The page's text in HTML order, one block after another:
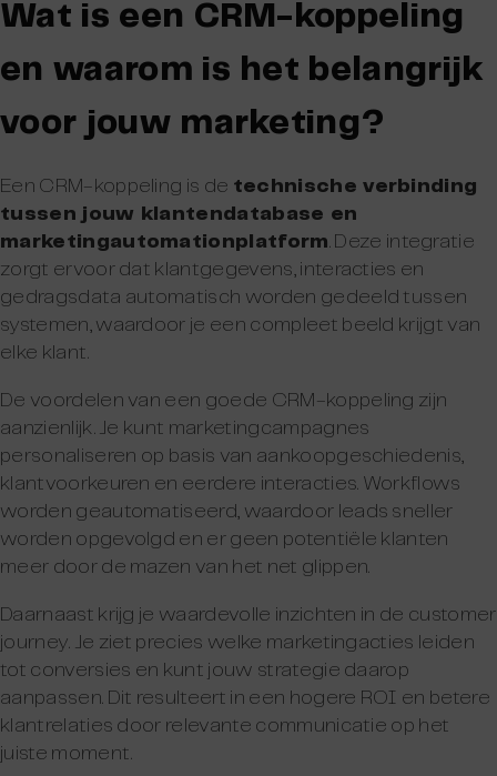
Wat is een CRM-koppeling
en waarom is het belangrijk
voor jouw marketing?
Een CRM-koppeling is de technische verbinding
tussen jouw klantendatabase en
marketingautomationplatform. Deze integratie
zorgt ervoor dat klantgegevens, interacties en
gedragsdata automatisch worden gedeeld tussen
systemen, waardoor je een compleet beeld krijgt van
elke klant.
De voordelen van een goede CRM-koppeling zijn
aanzienlijk. Je kunt marketingcampagnes
personaliseren op basis van aankoopgeschiedenis,
klantvoorkeuren en eerdere interacties. Workflows
worden geautomatiseerd, waardoor leads sneller
worden opgevolgd en er geen potentiële klanten
meer door de mazen van het net glippen.
Daarnaast krijg je waardevolle inzichten in de customer
journey. Je ziet precies welke marketingacties leiden
tot conversies en kunt jouw strategie daarop
aanpassen. Dit resulteert in een hogere ROI en betere
klantrelaties door relevante communicatie op het
juiste moment.